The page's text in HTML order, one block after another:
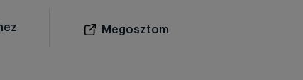
Megosztom